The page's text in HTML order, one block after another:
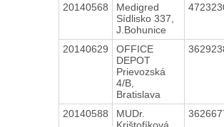
20140568
Medigred
Sídlisko 337,
J.Bohunice
20140629
OFFICE
DEPOT
Prievozská
4/B,
Bratislava
20140588
MUDr.
Krištofíková